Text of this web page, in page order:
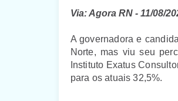
Via: Agora RN - 11/08/
A governadora e
Norte, mas viu seu
Instituto Exatus
para os atuais 32,5%.